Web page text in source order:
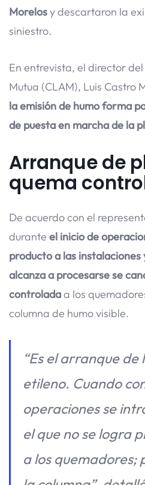
Morelosy descartaron la
siniestro.
En entrevista, el director
Mutua (CLAM), Luis Castro
la emisión de humo forma
de puesta en marcha de la
Arranque de
quema
De acuerdo con el
durante el inicio de
producto a las instalaciones
alcanza a procesarse se
controladaa los
columna de humo visible.
“Es el arranque
etileno. Cuando
operaciones se
el que no se logra
a los quemadores;